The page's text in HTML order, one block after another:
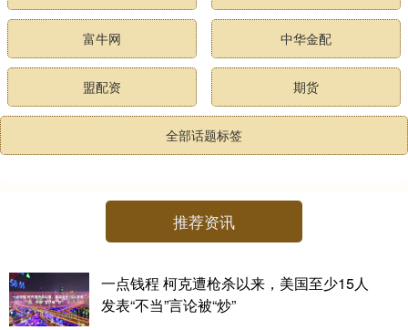
富牛网 中华金配
盟配资 期货
全部话题标签
推荐资讯
一点钱程 柯克遭枪杀以来，美国至少15人
发表“不当”言论被“炒”